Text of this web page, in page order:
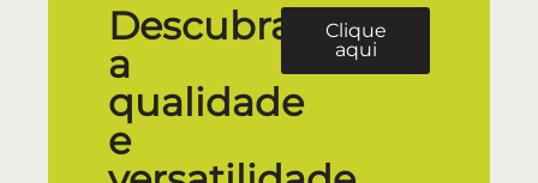
Descubra
a
qualidade
e
Clique
aqui